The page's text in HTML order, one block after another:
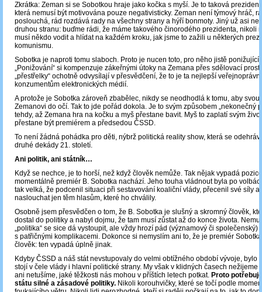
Zkrátka: Zeman si se Sobotkou hraje jako kočka s myší. Je to taková
která nemusí být motivována pouze negativisticky. Zeman není týmový hráč,
poslouchá, rád rozdává rady na všechny strany a hýří bonmoty. Jiný už asi
druhou stranu: buďme rádi, že máme takového činorodého prezidenta, nikoli
musí někdo vodit a hlídat na každém kroku, jak jsme to zažili u některých
komunismu.
Sobotka je naproti tomu slaboch. Proto je nucen toto, pro něho jistě ponižující
„Ponižování“ si kompenzuje zákeřnými útoky na Zemana přes sdělovací
„přestřelky“ ochotně odvysílají v přesvědčení, že to je ta nejlepší
konzumentům elektronických médií.
A protože je Sobotka zároveň zbabělec, nikdy se neodhodlá k tomu, aby svou
Zemanovi do očí. Tak to jde pořád dokola. Je to svým způsobem „nekonečný
tehdy, až Zemana hra na kočku a myš přestane bavit. Myš to zaplatí svým
přestane být premiérem a předsedou ČSSD.
To není žádná pohádka pro děti, nýbrž politická reality show, která se
druhé dekády 21. století.
Ani politik, ani státník…
Když se nechce, je to horší, než když člověk nemůže. Tak nějak vypadá
momentálně premiér B. Sobotka nachází. Jeho touha vládnout byla po
tak velká, že podcenil situaci při sestavování koaliční vlády, přecenil své síly a
naslouchat jen těm hlasům, které ho chválily.
Osobně jsem přesvědčen o tom, že B. Sobotka je slušný a skromný člověk,
dostal do politiky a nabyl dojmu, že tam musí zůstat až do konce života.
„politika“ se sice dá vystoupit, ale vždy hrozí pád (významový či společenský)
s patřičnými komplikacemi. Dokonce si nemyslím ani to, že je premiér
člověk: ten vypadá úplně jinak.
Kdyby ČSSD a náš stát nevstupovaly do velmi obtížného období vývoje, bylo
stojí v čele vlády i hlavní politické strany. My však v klidných časech nežijeme
ani netušíme, jaké těžkosti nás mohou v příštích letech potkat. Proto
státu silné a zásadové politiky. Nikoli korouhvičky, které se točí podle